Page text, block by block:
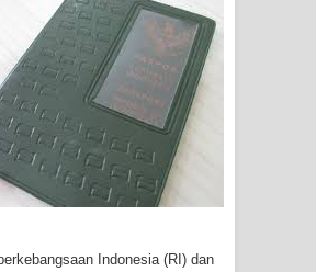
Personel Polresta Jayapura Kota
Sidang BP4R di Jayapura
Jayapura Kota
Antusiasme Warga
Nonton Bareng Final Piala Dunia
Indonesia (RI) dan